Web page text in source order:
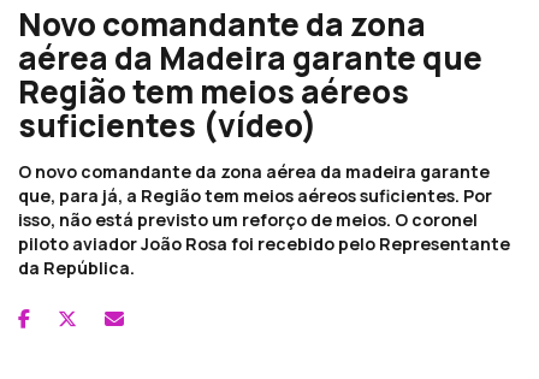
Novo comandante da zona
aérea da Madeira garante que
Região tem meios aéreos
suficientes (vídeo)
O novo comandante da zona aérea da madeira garante
que, para já, a Região tem meios aéreos suficientes. Por
isso, não está previsto um reforço de meios. O coronel
piloto aviador João Rosa foi recebido pelo Representante
da República.